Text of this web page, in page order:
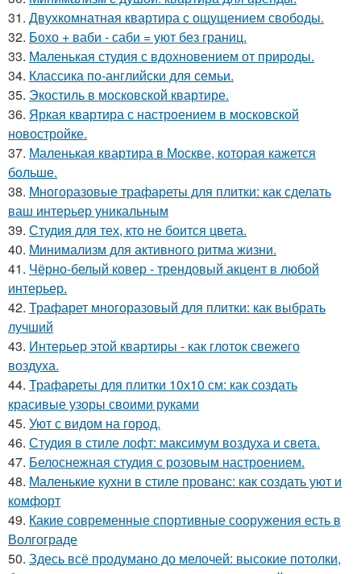
31. Двухкомнатная квартира с ощущением свободы.
32. Бохо + ваби - саби = уют без границ.
33. Маленькая студия с вдохновением от природы.
34. Классика по-английски для семьи.
35. Экостиль в московской квартире.
36. Яркая квартира с настроением в московской
новостройке.
37. Маленькая квартира в Москве, которая кажется
больше.
38. Многоразовые трафареты для плитки: как сделать
ваш интерьер уникальным
39. Студия для тех, кто не боится цвета.
40. Минимализм для активного ритма жизни.
41. Чёрно-белый ковер - трендовый акцент в любой
интерьер.
42. Трафарет многоразовый для плитки: как выбрать
лучший
43. Интерьер этой квартиры - как глоток свежего
воздуха.
44. Трафареты для плитки 10х10 см: как создать
красивые узоры своими руками
45. Уют с видом на город.
46. Студия в стиле лофт: максимум воздуха и света.
47. Белоснежная студия с розовым настроением.
48. Маленькие кухни в стиле прованс: как создать уют и
комфорт
49. Какие современные спортивные сооружения есть в
Волгограде
50. Здесь всё продумано до мелочей: высокие потолки,